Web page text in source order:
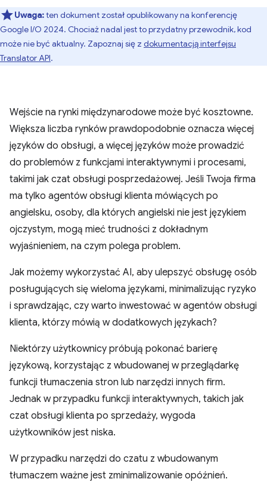
Uwaga:ten dokument został opublikowany na konferencję
Google I/O 2024. Chociaż nadal jest to przydatny przewodnik, kod
może nie być aktualny. Zapoznaj się z dokumentacją interfejsu
Translator API.
Wejście na rynki międzynarodowe może być kosztowne.
Większa liczba rynków prawdopodobnie oznacza więcej
języków do obsługi, a więcej języków może prowadzić
do problemów z funkcjami interaktywnymi i procesami,
takimi jak czat obsługi posprzedażowej. Jeśli Twoja firma
ma tylko agentów obsługi klienta mówiących po
angielsku, osoby, dla których angielski nie jest językiem
ojczystym, mogą mieć trudności z dokładnym
wyjaśnieniem, na czym polega problem.
Jak możemy wykorzystać AI, aby ulepszyć obsługę osób
posługujących się wieloma językami, minimalizując ryzyko
i sprawdzając, czy warto inwestować w agentów obsługi
klienta, którzy mówią w dodatkowych językach?
Niektórzy użytkownicy próbują pokonać barierę
językową, korzystając z wbudowanej w przeglądarkę
funkcji tłumaczenia stron lub narzędzi innych firm.
Jednak w przypadku funkcji interaktywnych, takich jak
czat obsługi klienta po sprzedaży, wygoda
użytkowników jest niska.
W przypadku narzędzi do czatu z wbudowanym
tłumaczem ważne jest zminimalizowanie opóźnień.